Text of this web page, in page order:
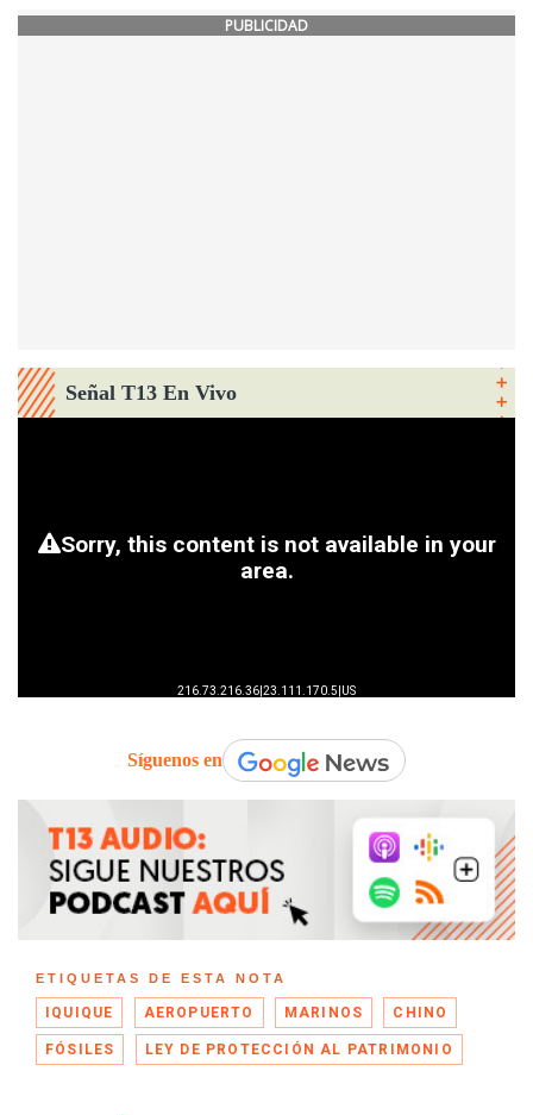
PUBLICIDAD
Señal T13 En Vivo
Síguenos en
ETIQUETAS DE ESTA NOTA
IQUIQUE AEROPUERTO MARINOS CHINO
FÓSILES LEY DE PROTECCIÓN AL PATRIMONIO